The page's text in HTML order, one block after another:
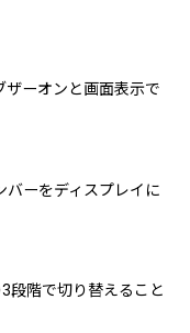
ーオンと画面表示で
バーをディスプレイに
段階で切り替えること